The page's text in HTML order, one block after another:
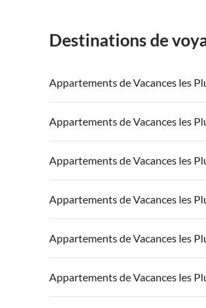
Destinations de
Appartements de Vacances les
Appartements de Vacances à France
Appartements de Vacances à Côte
Appartements de Vacances à Côte d'Azur
Appartements de Vacances les
Appartements de Vacances à France
Appartements de Vacances à Côte
Appartements de Vacances à Côte d'Azur
Appartements de Vacances les
Appartements de Vacances à France
Appartements de Vacances à Côte
Appartements de Vacances à Côte d'Azur
Appartements de Vacances les
Appartements de Vacances à France
Appartements de Vacances à Côte
Appartements de Vacances à Côte d'Azur
Appartements de Vacances les
Appartements de Vacances à France
Appartements de Vacances à Côte
Appartements de Vacances les